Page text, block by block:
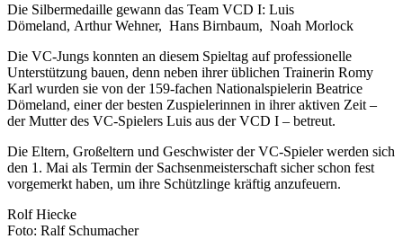
Die Silbermedaille gewann das Team VCD I: Luis
Dömeland, Arthur Wehner, Hans Birnbaum, Noah Morlock
Die VC-Jungs konnten an diesem Spieltag auf professionelle
Unterstützung bauen, denn neben ihrer üblichen Trainerin Romy
Karl wurden sie von der 159-fachen Nationalspielerin Beatrice
Dömeland, einer der besten Zuspielerinnen in ihrer aktiven Zeit –
der Mutter des VC-Spielers Luis aus der VCD I – betreut.
Die Eltern, Großeltern und Geschwister der VC-Spieler werden sich
den 1. Mai als Termin der Sachsenmeisterschaft sicher schon fest
vorgemerkt haben, um ihre Schützlinge kräftig anzufeuern.
Rolf Hiecke
Foto: Ralf Schumacher